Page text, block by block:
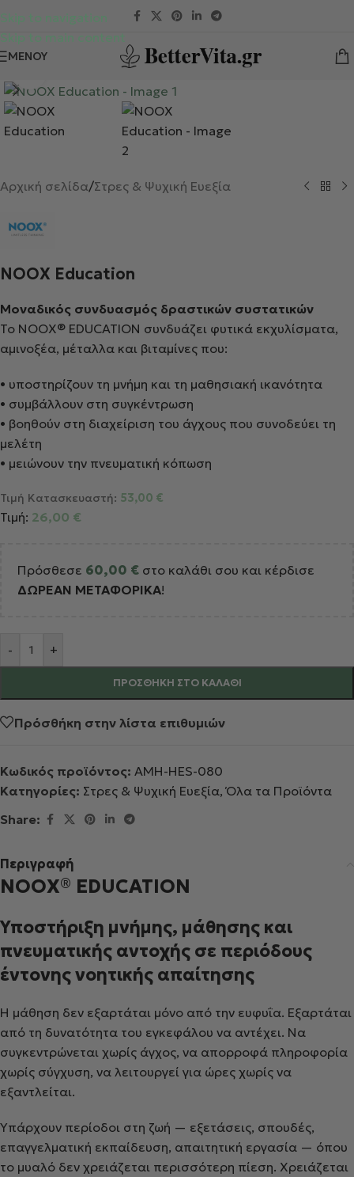
Skip to navigation
Skip to main content
ΜΕΝΟΎ
Κλικ για μεγέθυνση
Αρχική σελίδα/Στρες & Ψυχική Ευεξία
NOOX Education
Μοναδικός συνδυασμός δραστικών συστατικών
Το NOOX® EDUCATION συνδυάζει φυτικά εκχυλίσματα,
αμινοξέα, μέταλλα και βιταμίνες που:
• υποστηρίζουν τη μνήμη και τη μαθησιακή ικανότητα
• συμβάλλουν στη συγκέντρωση
• βοηθούν στη διαχείριση του άγχους που συνοδεύει τη
μελέτη
• μειώνουν την πνευματική κόπωση
Τιμή Κατασκευαστή: 53,00 €
Τιμή: 26,00 €
Πρόσθεσε 60,00 € στο καλάθι σου και κέρδισε
ΔΩΡΕΑΝ ΜΕΤΑΦΟΡΙΚΑ!
- +
ΠΡΟΣΘΉΚΗ ΣΤΟ ΚΑΛΆΘΙ
Alternative:
Πρόσθήκη στην λίστα επιθυμιών
Κωδικός προϊόντος: AMH-HES-080
Κατηγορίες: Στρες & Ψυχική Ευεξία, Όλα τα Προϊόντα
Share:
Περιγραφή
NOOX® EDUCATION
Υποστήριξη μνήμης, μάθησης και
πνευματικής αντοχής σε περιόδους
έντονης νοητικής απαίτησης
Η μάθηση δεν εξαρτάται μόνο από την ευφυΐα. Εξαρτάται
από τη δυνατότητα του εγκεφάλου να αντέχει. Να
συγκεντρώνεται χωρίς άγχος, να απορροφά πληροφορία
χωρίς σύγχυση, να λειτουργεί για ώρες χωρίς να
εξαντλείται.
Υπάρχουν περίοδοι στη ζωή — εξετάσεις, σπουδές,
επαγγελματική εκπαίδευση, απαιτητική εργασία — όπου
το μυαλό δεν χρειάζεται περισσότερη πίεση. Χρειάζεται